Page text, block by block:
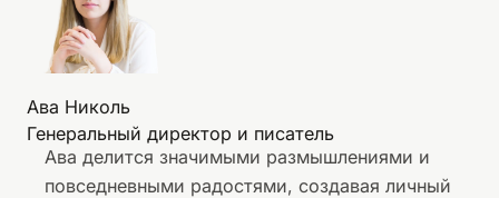
Ава Николь
Генеральный директор и писатель
Ава делится значимыми размышлениями и
повседневными радостями, создавая личный